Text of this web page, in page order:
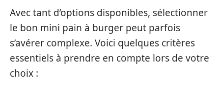
Avec tant d’options disponibles, sélectionner
le bon mini pain à burger peut parfois
s’avérer complexe. Voici quelques critères
essentiels à prendre en compte lors de votre
choix :